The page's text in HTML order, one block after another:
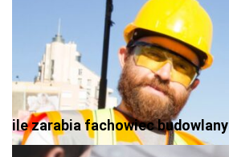
ile zarabia fachowiec budowlany